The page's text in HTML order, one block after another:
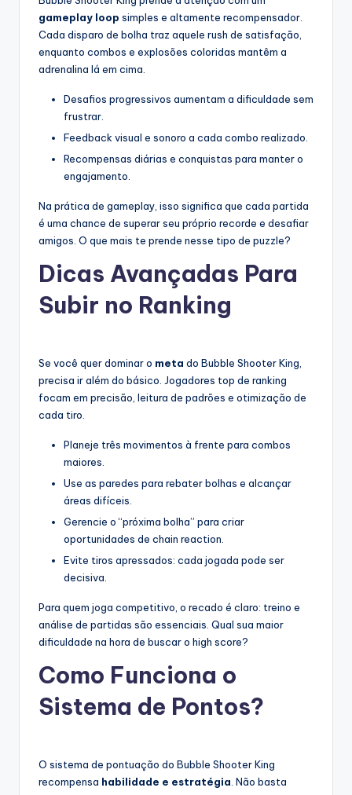
gameplay loop simples e altamente recompensador.
Cada disparo de bolha traz aquele rush de satisfação,
enquanto combos e explosões coloridas mantêm a
adrenalina lá em cima.
Desafios progressivos aumentam a dificuldade sem
frustrar.
Feedback visual e sonoro a cada combo realizado.
Recompensas diárias e conquistas para manter o
engajamento.
Na prática de gameplay, isso significa que cada partida
é uma chance de superar seu próprio recorde e desafiar
amigos. O que mais te prende nesse tipo de puzzle?
Dicas Avançadas Para
Subir no Ranking
Se você quer dominar o meta do Bubble Shooter King,
precisa ir além do básico. Jogadores top de ranking
focam em precisão, leitura de padrões e otimização de
cada tiro.
Planeje três movimentos à frente para combos
maiores.
Use as paredes para rebater bolhas e alcançar
áreas difíceis.
Gerencie o “próxima bolha” para criar
oportunidades de chain reaction.
Evite tiros apressados: cada jogada pode ser
decisiva.
Para quem joga competitivo, o recado é claro: treino e
análise de partidas são essenciais. Qual sua maior
dificuldade na hora de buscar o high score?
Como Funciona o
Sistema de Pontos?
O sistema de pontuação do Bubble Shooter King
recompensa habilidade e estratégia . Não basta